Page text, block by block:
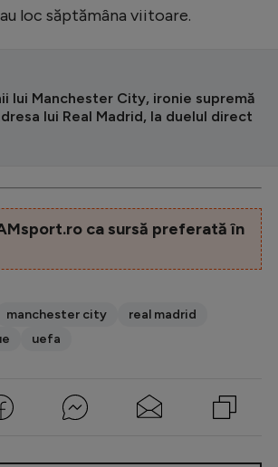
loc săptămâna viitoare.
lui Manchester City, ironie supremă
lui Real Madrid, la duelul direct
ca sursă preferată în
manchester city
real madrid
uefa